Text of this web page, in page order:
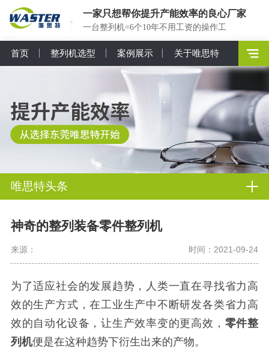
一家只想帮你提升产能效率的良心厂家
一台整列机=6个10年不用工资的操作工
首页 整列机选型 案例展示 关于唯思特
唯思特头条
神奇的整列装备零件整列机
来源： 时间：2021-09-24
为了适应社会的发展趋势，人类一直在寻找省力高
效的生产方式，在工业生产中不断研发各类省力高
效的自动化设备，让生产效率变的更高效， 零件整
列机便是在这种趋势下衍生出来的产物。